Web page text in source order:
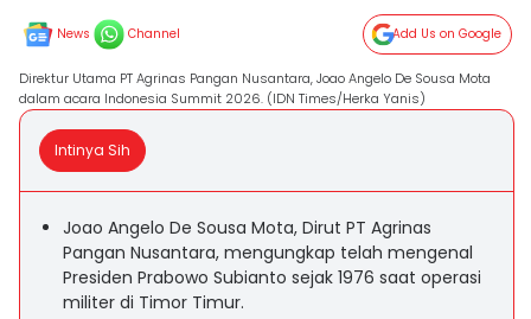
News Channel Add Us on Google
Direktur Utama PT Agrinas Pangan Nusantara, Joao Angelo De Sousa Mota
dalam acara Indonesia Summit 2026. (IDN Times/Herka Yanis)
Intinya Sih
Joao Angelo De Sousa Mota, Dirut PT Agrinas
Pangan Nusantara, mengungkap telah mengenal
Presiden Prabowo Subianto sejak 1976 saat operasi
militer di Timor Timur.